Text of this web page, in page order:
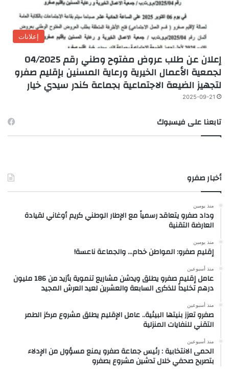
إعلانات
إعلان عن طلب عروض مفتوح وطني رقم 04/2025
لجمعية الأعمال الخيرية ورعاية المسنين بإقليم صفرو
لتجهيز الضيعة الاجتماعية بجماعة كندر سيدي خيار
2025-09-21
تابعنا على فيسبوك
أخبار صفرو
منذ يومين
وداد صفرو يتعاقد رسمياً مع الإطار الوطني كريم أوغاني لقيادة
العارضة التقنية
منذ يومين
إقليم صفرو: المواطن خدام… والجماعة ناعسة!
منذ أسبوعين
عامل إقليم صفرو يطلق ويدشن مشاريع تنموية بأزيد من 186 مليون
درهم تخليداً للذكرى السابعة والعشرين لعيد العرش المجيد
منذ أسبوعين
صفرو تعزز بنيتها البيئية.. عامل الإقليم يطلق مشروع مركز الطمر
التقني للنفايات المنزلية
منذ أسبوعين
الحمى الانتخابية : رئيس جماعة صفرو يمنع مسؤول من الإدلاء
بتصريح صحفي خلال تدشين مشروع بصفرو